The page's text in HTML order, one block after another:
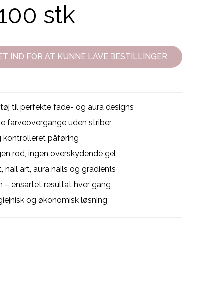
stk
IND FOR AT KUNNE LAVE BESTILLINGER
til perfekte fade- og aura designs
farveovergange uden striber
kontrolleret påføring
rod, ingen overskydende gel
nail art, aura nails og gradients
– ensartet resultat hver gang
og økonomisk løsning